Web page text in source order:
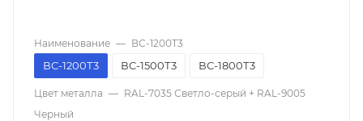
Наименование — ВС-1200Т3
ВС-1200Т3 ВС-1500Т3 ВС-1800Т3
Цвет металла — RAL-7035 Светло-серый + RAL-9005
Черный